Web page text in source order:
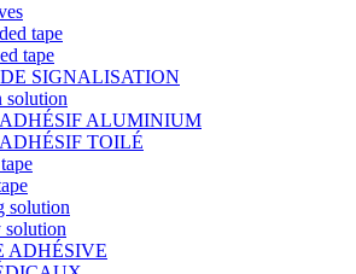
tape
tape
SIGNALISATION
solution
ALUMINIUM
TOILÉ
solution
solution
ADHÉSIVE